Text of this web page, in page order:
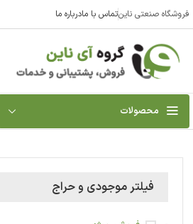
فروشگاه صنعتی ناینتماس با مادرباره ما
محصولات
فیلتر موجودی و حراج